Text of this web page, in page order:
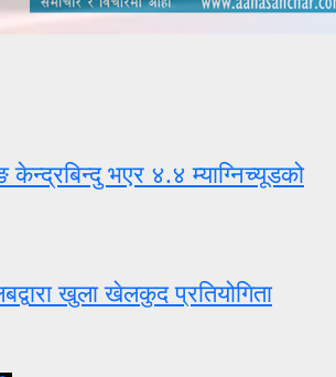
केन्द्रबिन्दु भएर ४.४ म्याग्निच्यूडको
खुला खेलकुद प्रतियोगिता